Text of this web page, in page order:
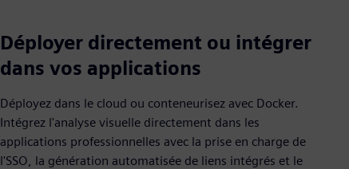
Déployer directement ou intégrer
dans vos applications
Déployez dans le cloud ou conteneurisez avec Docker.
Intégrez l'analyse visuelle directement dans les
applications professionnelles avec la prise en charge de
l'SSO, la génération automatisée de liens intégrés et le